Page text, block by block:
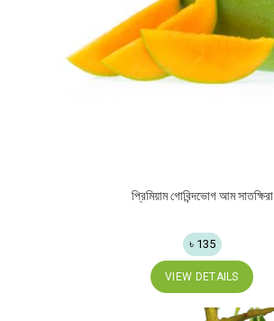
প্রিমিয়াম গোবিন্দভোগ আম সাতক্ষিরা
৳ 135
VIEW DETAILS